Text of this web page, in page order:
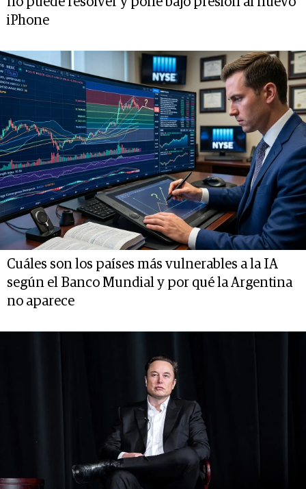
iPhone
Cuáles son los países más vulnerables a la IA
según el Banco Mundial y por qué la Argentina
no aparece